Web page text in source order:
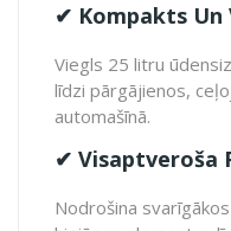
✔ Kompakts Un
Viegls 25 litru
līdzi pārgājienos,
automašīnā.
✔ Visaptveroša
Nodrošina